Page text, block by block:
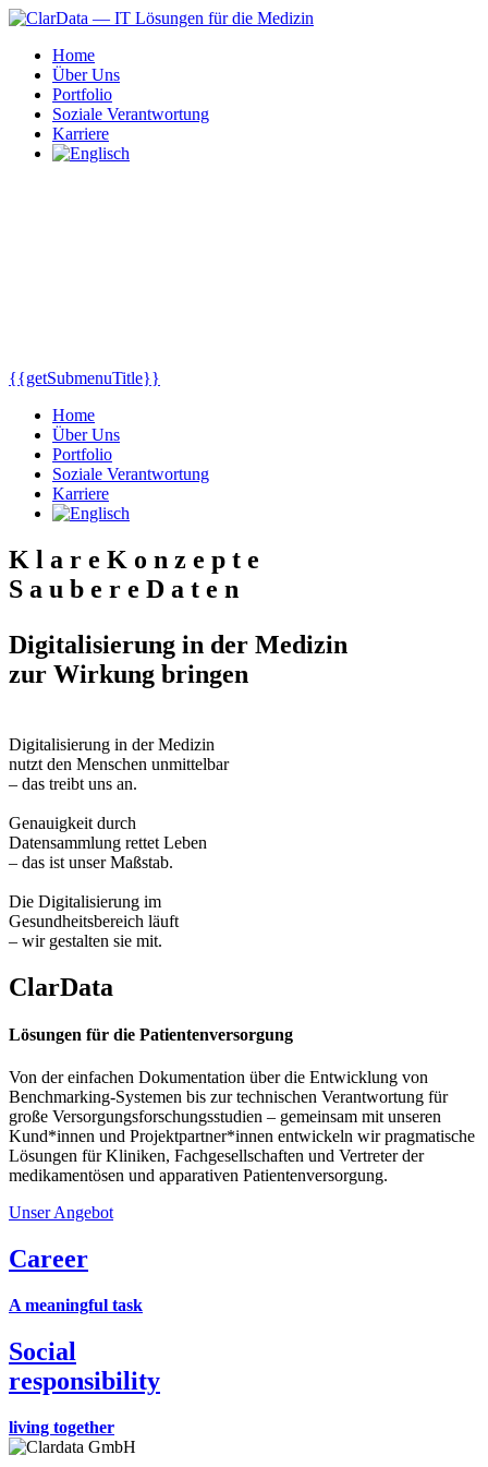
Home
Über Uns
Portfolio
Soziale Verantwortung
Karriere
{{getSubmenuTitle}}
Home
Über Uns
Portfolio
Soziale Verantwortung
Karriere
K l a r e K o n z e p t e
S a u b e r e D a t e n
Digitalisierung in der Medizin
zur Wirkung bringen
Digitalisierung in der Medizin
nutzt den Menschen unmittelbar
– das treibt uns an.
Genauigkeit durch
Datensammlung rettet Leben
– das ist unser Maßstab.
Die Digitalisierung im
Gesundheitsbereich läuft
– wir gestalten sie mit.
ClarData
Lösungen für die Patientenversorgung
Von der einfachen Dokumentation über die Entwicklung von
Benchmarking-Systemen bis zur technischen Verantwortung für
große Versorgungsforschungsstudien – gemeinsam mit unseren
Kund*innen und Projektpartner*innen entwickeln wir pragmatische
Lösungen für Kliniken, Fachgesellschaften und Vertreter der
medikamentösen und apparativen Patientenversorgung.
Unser Angebot
Career
A meaningful task
Social
responsibility
living together